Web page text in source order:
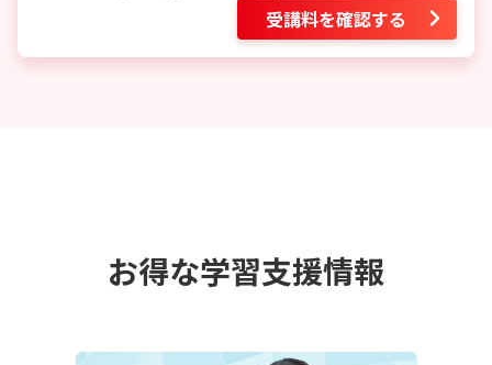
受講料を確認する
お得な学習支援情報